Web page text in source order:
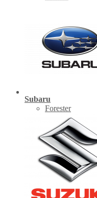
Subaru
Forester